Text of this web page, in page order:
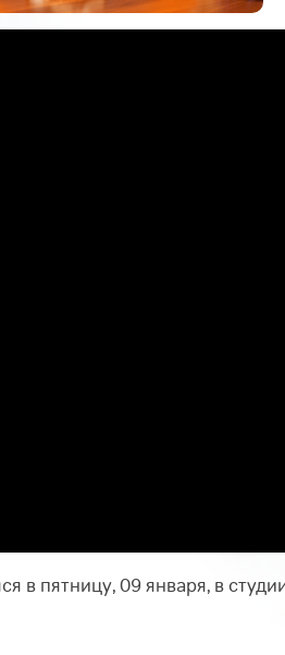
в пятницу, 09 января, в